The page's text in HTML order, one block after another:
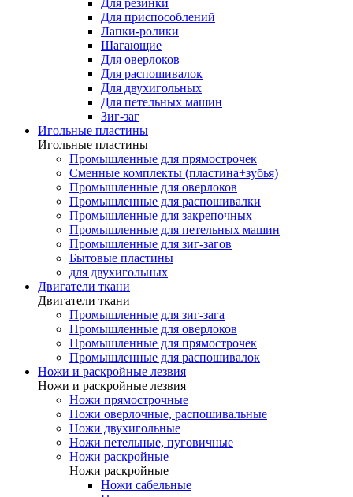
Для резинки
Для приспособлений
Лапки-ролики
Шагающие
Для оверлоков
Для распошивалок
Для двухигольных
Для петельных машин
Зиг-заг
Игольные пластины
Игольные пластины
Промышленные для прямострочек
Сменные комплекты (пластина+зубья)
Промышленные для оверлоков
Промышленные для распошивалки
Промышленные для закрепочных
Промышленные для петельных машин
Промышленные для зиг-загов
Бытовые пластины
для двухигольных
Двигатели ткани
Двигатели ткани
Промышленные для зиг-зага
Промышленные для оверлоков
Промышленные для прямострочек
Промышленные для распошивалок
Ножи и раскройные лезвия
Ножи и раскройные лезвия
Ножи прямострочные
Ножи оверлочные, распошивальные
Ножи двухигольные
Ножи петельные, пуговичные
Ножи раскройные
Ножи раскройные
Ножи сабельные